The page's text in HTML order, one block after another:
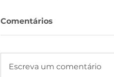
Comentários
Escreva um comentário